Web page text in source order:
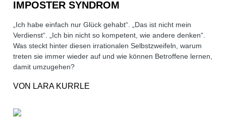
IMPOSTER SYNDROM
„Ich habe einfach nur Glück gehabt“. „Das ist nicht mein
Verdienst“. „Ich bin nicht so kompetent, wie andere denken“.
Was steckt hinter diesen irrationalen Selbstzweifeln, warum
treten sie immer wieder auf und wie können Betroffene lernen,
damit umzugehen?
VON LARA KURRLE